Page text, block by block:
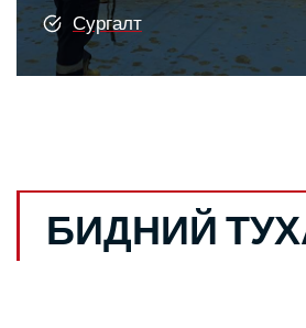
Сургалт
БИДНИЙ